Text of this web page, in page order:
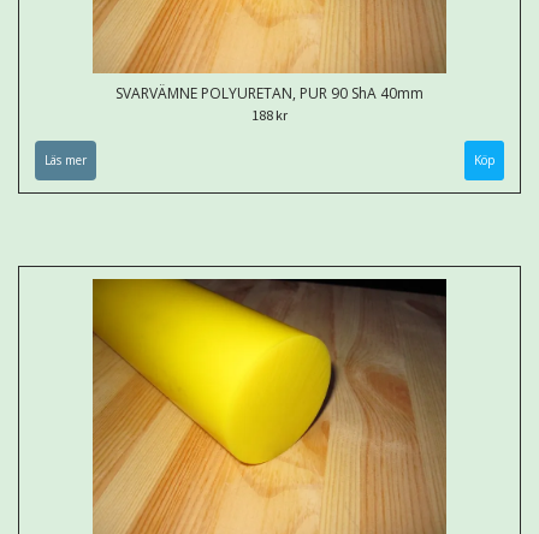
SVARVÄMNE POLYURETAN, PUR 90 ShA 40mm
188 kr
Läs mer Köp